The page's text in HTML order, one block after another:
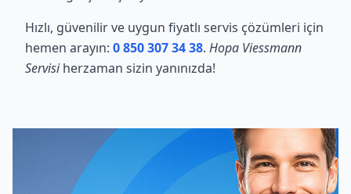
Hızlı, güvenilir ve uygun fiyatlı servis çözümleri için
hemen arayın: 0 850 307 34 38. Hopa Viessmann
Servisiherzaman sizin yanınızda!